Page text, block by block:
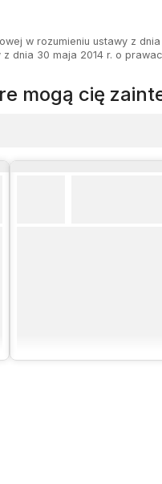
w rozumieniu ustawy z
dnia 30 maja 2014 r. o
mogą cię